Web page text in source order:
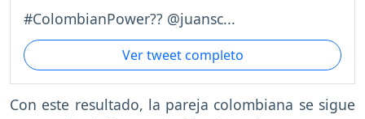
#ColombianPower?? @juansc...
Ver tweet completo
Con este resultado, la pareja colombiana se sigue